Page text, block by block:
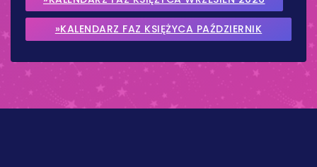
»KALENDARZ FAZ KSIĘŻYCA PAŹDZIERNIK